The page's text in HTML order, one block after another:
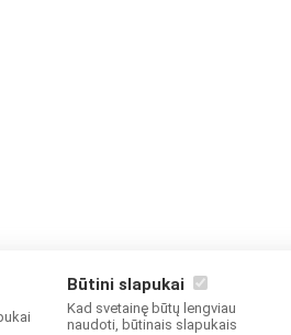
Būtini slapukai
Kad svetainę būtų lengviau
naudoti, būtinais slapukais